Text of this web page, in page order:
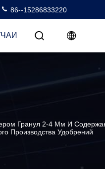
86--15286833220
Гранул 2-4 Мм И
Производства Удобрений